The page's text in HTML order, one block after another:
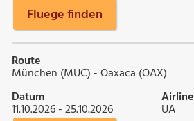
Fluege finden
Route
München (MUC) - Oaxaca (OAX)
Datum
11.10.2026 - 25.10.2026
Airline
UA